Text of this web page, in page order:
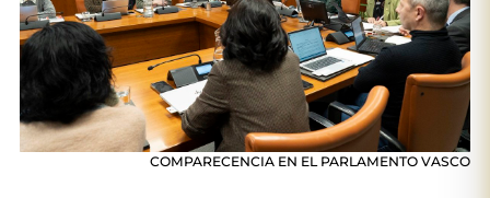
COMPARECENCIA EN EL PARLAMENTO VASCO